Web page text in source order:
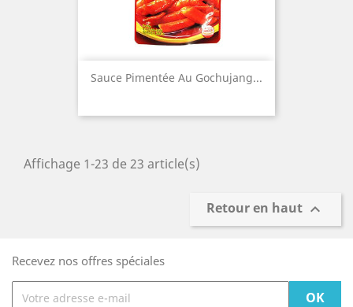
Sauce Pimentée Au Gochujang...
Affichage 1-23 de 23 article(s)
Retour en haut 
Recevez nos offres spéciales